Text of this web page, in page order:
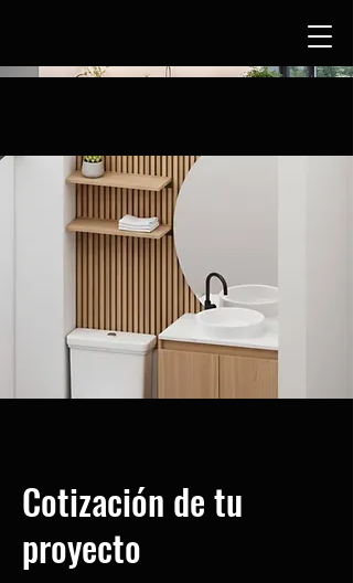
Cotización de tu
proyecto